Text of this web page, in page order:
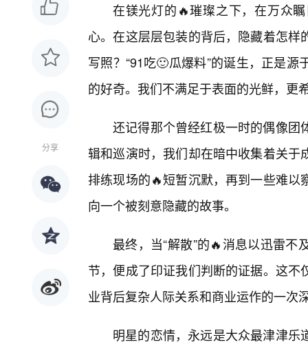
分享
在镁光灯的🔥璀璨之下，在万众
心。在这层层包装的背后，隐藏着怎
写照？“91吃🙂瓜爆料”的诞生，正是
的好奇。我们不满足于表面的光鲜，更
还记得那个曾经红极一时的偶像团
辑和巡演时，我们却在暗中收集着关
排练现场的🔥短暂沉默，再到一些难
向一个被刻意隐藏的故事。
最终，当“解散”的🔥消息以迅雷
节，便成了印证我们判断的证据。这
业背后复杂人际关系和商业运作的一次
明星的恋情，永远是大众最津津